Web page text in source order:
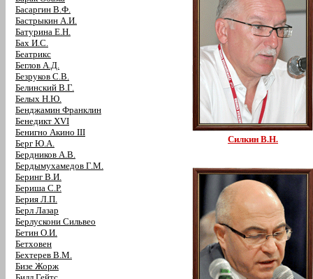
Басаргин В.Ф.
Бастрыкин А.И.
Батурина Е.Н.
Бах И.С.
Беатрикс
Беглов А.Д.
Безруков С.В.
Белинский В.Г.
Белых Н.Ю.
Бенджамин Франклин
Бенедикт XVI
Бенигно Акино III
Берг Ю.А.
Бердников А.В.
Бердымухамедов Г.М.
Беринг В.И.
Бериша С.Р.
Берия Л.П.
Берл Лазар
Берлускони Сильвео
Бетин О.И.
Бетховен
Бехтерев В.М.
Бизе Жорж
Силкин В.Н.